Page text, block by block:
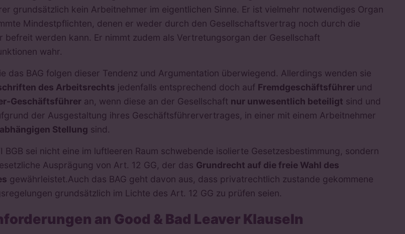
grundsätzlich kein Arbeitnehmer im eigentlichen Sinne. Er ist vielmehr notwendiges Organ
Mindestpflichten, denen er weder durch den Gesellschaftsvertrag noch durch die
befreit werden kann. Er nimmt zudem als Vertretungsorgan der Gesellschaft
wahr.
das BAG folgen dieser Tendenz und Argumentation überwiegend. Allerdings wenden sie
des Arbeitsrechts jedenfalls entsprechend doch auf Fremdgeschäftsführer und
Geschäftsführer an, wenn diese an der Gesellschaft nur unwesentlich beteiligt sind und
der Ausgestaltung ihres Geschäftsführervertrages, in einer mit einem Arbeitnehmer
Stellung sind.
BGB sei nicht eine im luftleeren Raum schwebende isolierte Gesetzesbestimmung, sondern
Ausprägung von Art. 12 GG, der das Grundrecht auf die freie Wahl des
gewährleistet.Auch das BAG geht davon aus, dass privatrechtlich zustande gekommene
grundsätzlich im Lichte des Art. 12 GG zu prüfen seien.
an Good & Bad Leaver Klauseln